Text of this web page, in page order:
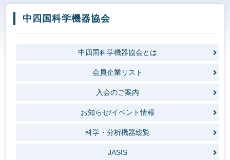
中四国科学機器協会
中四国科学機器協会とは
会員企業リスト
入会のご案内
お知らせ/イベント情報
科学・分析機器総覧
JASIS